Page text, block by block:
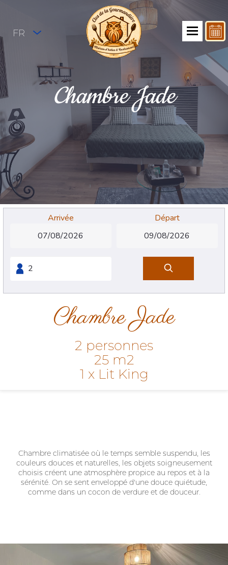
FR
Chambre Jade
Arrivée Départ
Chambre Jade
2 personnes
25 m2
1 x Lit King
Chambre climatisée où le temps semble suspendu, les
couleurs douces et naturelles, les objets soigneusement
choisis créent une atmosphère propice au repos et à la
sérénité. On se sent enveloppé d'une douce quiétude,
comme dans un cocon de verdure et de douceur.